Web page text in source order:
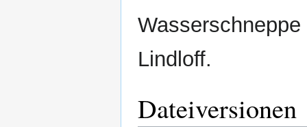
Lindloff.
Dateiversionen